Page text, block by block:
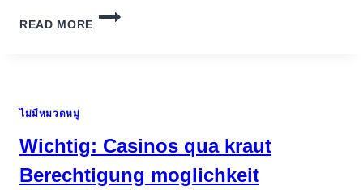
READ MORE
KASYNO
ไม่มีหมวดหมู่
Wichtig: Casinos qua kraut
Berechtigung moglichkeit